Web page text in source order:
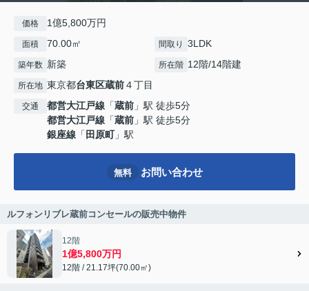
価格 1億5,800万円
面積 70.00㎡ 間取り 3LDK
築年数 新築 所在階 12階/14階建
所在地 東京都台東区蔵前４丁目
交通 都営大江戸線 「蔵前 」駅 徒歩5分
都営大江戸線 「蔵前 」駅 徒歩5分
銀座線 「 田原町」駅
無料 お問い合わせ
ルフォンリブレ蔵前コンセールの販売中物件
12階
1億5,800万円
12階 / 21.17坪(70.00㎡)